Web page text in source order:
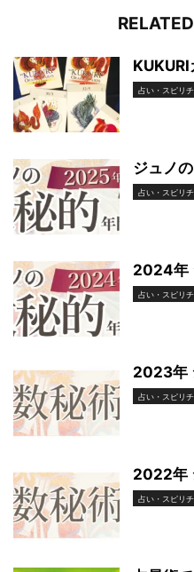
占い・スピリ
ジュノ
占い・スピリ
2024年
占い・スピリ
2023年
占い・スピリ
2022年
占い・スピリ